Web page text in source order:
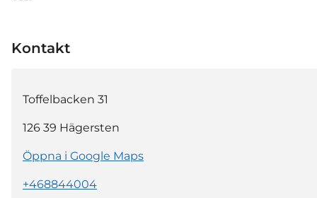
Kontakt
Toffelbacken 31
126 39 Hägersten
Öppna i Google Maps
+468844004